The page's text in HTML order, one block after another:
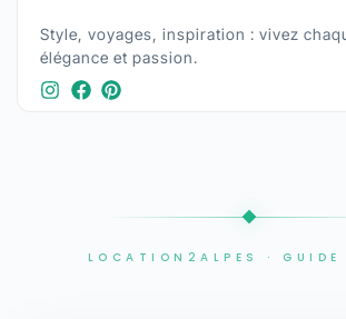
Style, voyages, inspiration : vivez
élégance et passion.​
LOCATION2ALPES · GUIDE